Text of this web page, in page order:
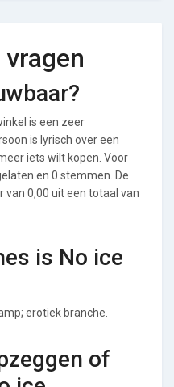
is een zeer
is lyrisch over een
iets wilt kopen. Voor
en 0 stemmen. De
van 0,00 uit een totaal van
is No ice
erotiek branche.
of